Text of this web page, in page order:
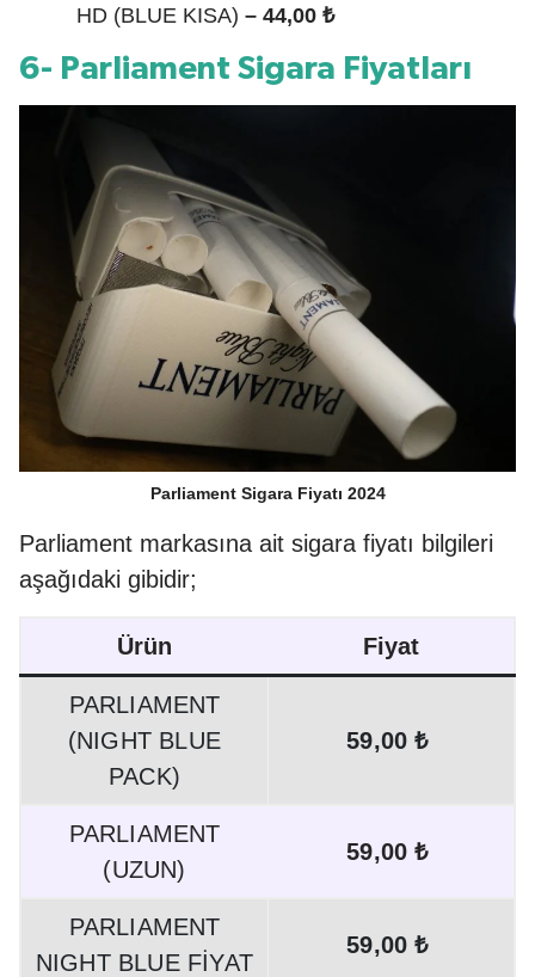
HD (BLUE KISA) – 44,00 ₺
6- Parliament Sigara Fiyatları
Parliament Sigara Fiyatı 2024
Parliament markasına ait sigara fiyatı bilgileri
aşağıdaki gibidir;
Ürün Fiyat
PARLIAMENT
(NIGHT BLUE
PACK)
59,00 ₺
PARLIAMENT
(UZUN)
59,00 ₺
PARLIAMENT
NIGHT BLUE FİYAT
59,00 ₺